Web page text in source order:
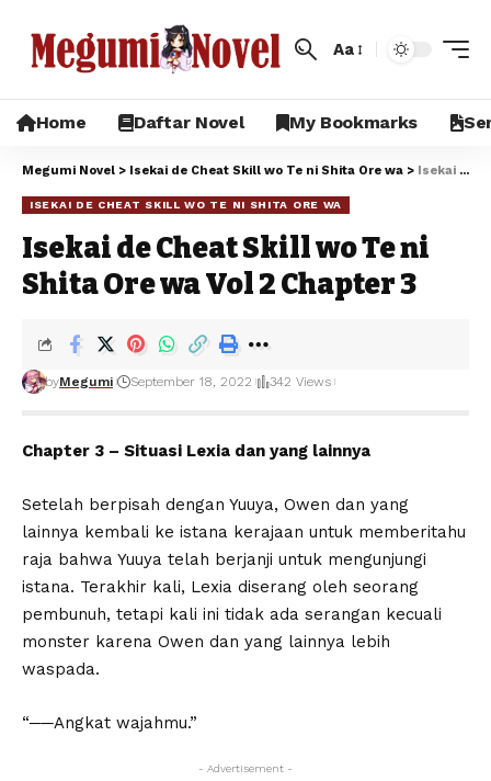
Aa
Home Daftar Novel My Bookmarks
Megumi Novel > Isekai de Cheat Skill wo Te ni Shita Ore wa > Isekai de Cheat Skill wo Te ni Shita Ore wa Vol 2 Chapter 3
ISEKAI DE CHEAT SKILL WO TE NI SHITA ORE WA
Isekai de Cheat Skill wo Te ni
Shita Ore wa Vol 2 Chapter 3
byMegumi September 18, 2022 342 Views
Chapter 3 – Situasi Lexia dan yang lainnya
Setelah berpisah dengan Yuuya, Owen dan yang
lainnya kembali ke istana kerajaan untuk memberitahu
raja bahwa Yuuya telah berjanji untuk mengunjungi
istana. Terakhir kali, Lexia diserang oleh seorang
pembunuh, tetapi kali ini tidak ada serangan kecuali
monster karena Owen dan yang lainnya lebih
waspada.
“──Angkat wajahmu.”
- Advertisement -